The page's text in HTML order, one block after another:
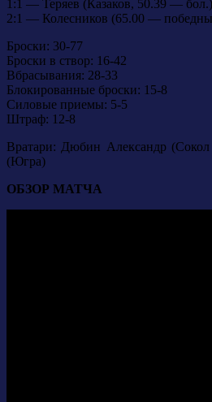
1:1 — Теряев (Казаков, 50.39 — бол.)
2:1 — Колесников (65.00 —
Броски: 30-77
Броски в створ: 16-42
Вбрасывания: 28-33
Блокированные броски: 15-8
Силовые приемы: 5-5
Штраф: 12-8
Вратари: Дюбин Александр
(Югра)
ОБЗОР МАТЧА